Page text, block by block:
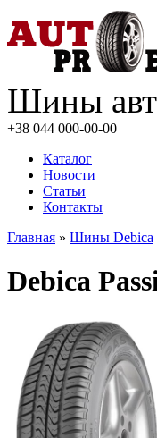
Шины
+38 044 000-00-00
Каталог
Новости
Статьи
Контакты
Главная » Шины Debica
Debica